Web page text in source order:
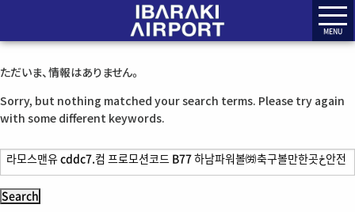
MENU
ただいま、情報はありません。
Sorry, but nothing matched your search terms. Please try again
with some different keywords.
S
a